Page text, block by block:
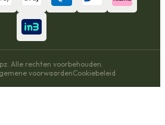
Alle rechten voorbehouden.
voorwaardenCookiebeleid